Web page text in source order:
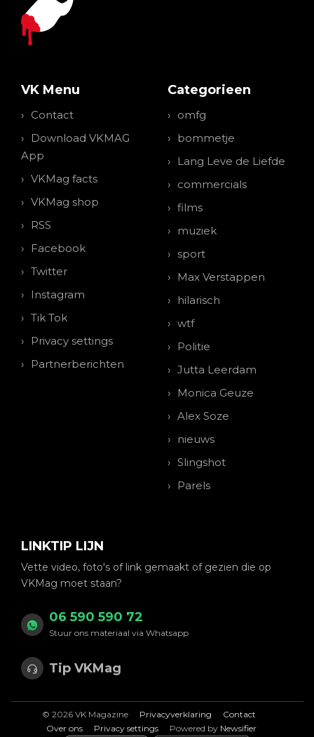
VK Menu
Contact
Download VKMAG
App
VKMag facts
VKMag shop
RSS
Facebook
Twitter
Instagram
Tik Tok
Privacy settings
Partnerberichten
Categorieen
omfg
bommetje
Lang Leve de Liefde
commercials
films
muziek
sport
Max Verstappen
hilarisch
wtf
Politie
Jutta Leerdam
Monica Geuze
Alex Soze
nieuws
Slingshot
Parels
LINKTIP LIJN
Vette video, foto's of link gemaakt of gezien die op
VKMag moet staan?
06 590 590 72
Stuur ons materiaal via Whatsapp
Tip VKMag
© 2026 VK Magazine Privacyverklaring
Contact
Over ons
Privacy settings Powered by Newsifier